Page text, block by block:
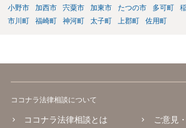
より、無効となります。
小野市
加西市 宍粟市 加東市 たつの市 多可町
市川町
福崎町 神河町 太子町 上郡町 佐用町
ココナラ法律相談について
ココナラ法律相談とは ご意見